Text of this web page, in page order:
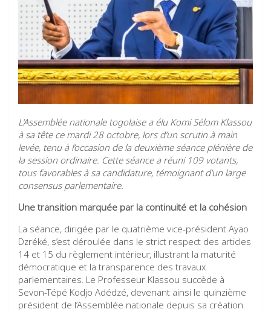
L’Assemblée nationale togolaise a élu Komi Sélom Klassou
à sa tête ce mardi 28 octobre, lors d’un scrutin à main
levée, tenu à l’occasion de la deuxième séance plénière de
la session ordinaire. Cette séance a réuni 109 votants,
tous favorables à sa candidature, témoignant d’un large
consensus parlementaire.
Une transition marquée par la continuité et la cohésion
La séance, dirigée par le quatrième vice-président Ayao
Dzréké, s’est déroulée dans le strict respect des articles
14 et 15 du règlement intérieur, illustrant la maturité
démocratique et la transparence des travaux
parlementaires. Le Professeur Klassou succède à
Sevon-Tépé Kodjo Adédzé, devenant ainsi le quinzième
président de l’Assemblée nationale depuis sa création.